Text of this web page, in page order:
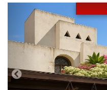
Previous